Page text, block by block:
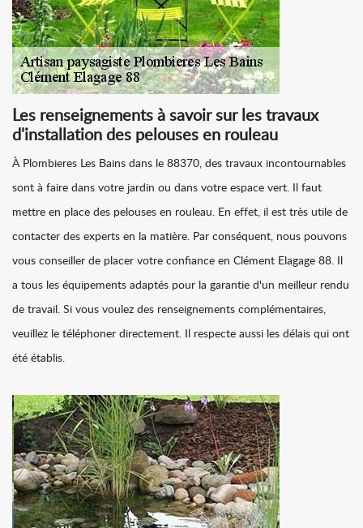
Les renseignements à savoir sur les travaux
d'installation des pelouses en rouleau
À Plombieres Les Bains dans le 88370, des travaux incontournables
sont à faire dans votre jardin ou dans votre espace vert. Il faut
mettre en place des pelouses en rouleau. En effet, il est très utile de
contacter des experts en la matière. Par conséquent, nous pouvons
vous conseiller de placer votre confiance en Clément Elagage 88. Il
a tous les équipements adaptés pour la garantie d'un meilleur rendu
de travail. Si vous voulez des renseignements complémentaires,
veuillez le téléphoner directement. Il respecte aussi les délais qui ont
été établis.